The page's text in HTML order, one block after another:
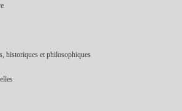
historiques et philosophiques